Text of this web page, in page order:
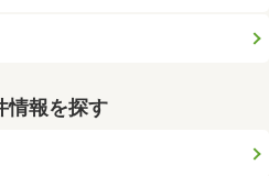
情報を探す